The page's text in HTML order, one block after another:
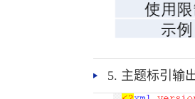
5. 主题标引输